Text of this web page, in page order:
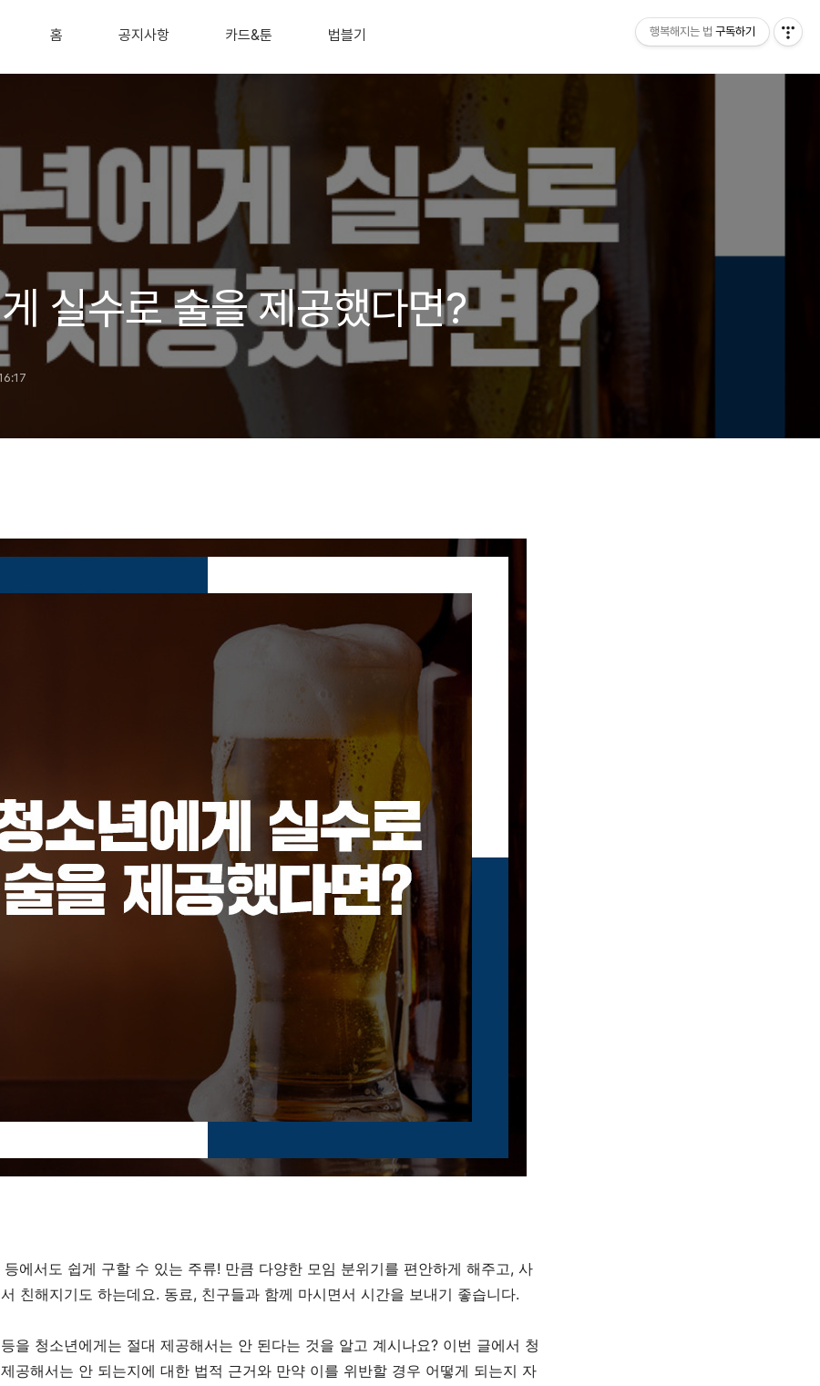
홈 공지사항 카드&툰 법블기
실수로 술을 제공했다면?
등에서도 쉽게 구할 수 있는 주류! 만큼 다양한 모임 분위기를 편안하게 해주고, 사
친해지기도 하는데요. 동료, 친구들과 함께 마시면서 시간을 보내기 좋습니다.
을 청소년에게는 절대 제공해서는 안 된다는 것을 알고 계시나요? 이번 글에서 청
공해서는 안 되는지에 대한 법적 근거와 만약 이를 위반할 경우 어떻게 되는지 자
행복해지는 법 구독하기